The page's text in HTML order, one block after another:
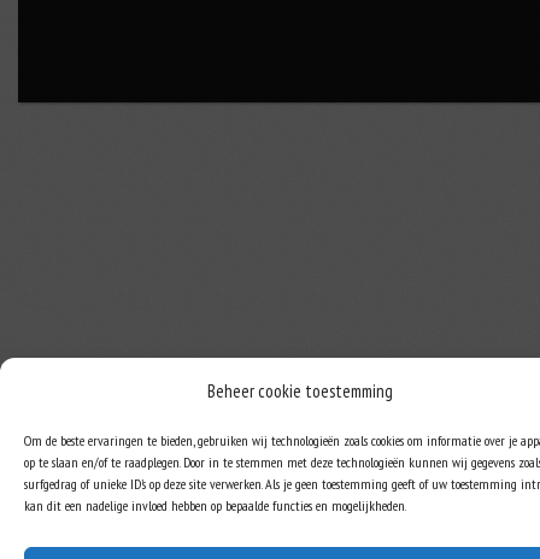
Beheer cookie toestemming
Om de beste ervaringen te bieden, gebruiken wij technologieën zoals cookies om informatie over je
op te slaan en/of te raadplegen. Door in te stemmen met deze technologieën kunnen wij gegevens
surfgedrag of unieke ID's op deze site verwerken. Als je geen toestemming geeft of uw toestemming
kan dit een nadelige invloed hebben op bepaalde functies en mogelijkheden.